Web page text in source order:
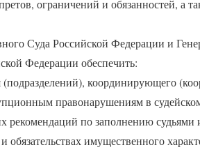
ограничений и обязанностей, а
Суда Российской Федерации и
Федерации обеспечить:
(подразделений), координирующего
правонарушениям в
рекомендаций по заполнению
обязательствах имущественного